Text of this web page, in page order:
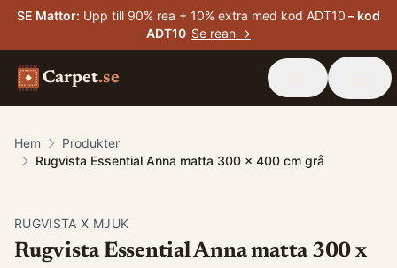
SE Mattor: Upp till 90% rea + 10% extra med kod ADT10 – kod
ADT10 Se rean →
Carpet.se
Hem
Produkter
Rugvista Essential Anna matta 300 x 400 cm grå
RUGVISTA X MJUK
Rugvista Essential Anna matta 300 x